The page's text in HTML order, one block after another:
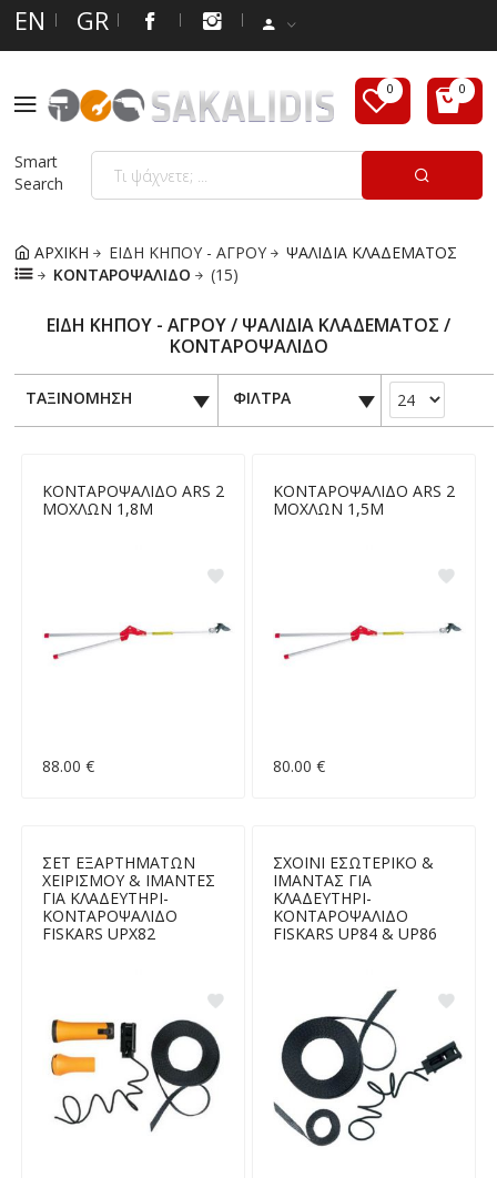
EN GR
Smart
Search
ΑΡΧΙΚΗ ΕΙΔΗ ΚΗΠΟΥ - ΑΓΡΟΥ
ΨΑΛΙΔΙΑ ΚΛΑΔΕΜΑΤΟΣ
ΚΟΝΤΑΡΟΨΑΛΙΔΟ
(15)
ΕΙΔΗ ΚΗΠΟΥ - ΑΓΡΟΥ / ΨΑΛΙΔΙΑ ΚΛΑΔΕΜΑΤΟΣ /
ΚΟΝΤΑΡΟΨΑΛΙΔΟ
ΤΑΞΙΝΟΜΗΣΗ ΦΙΛΤΡΑ
ΚΟΝΤΑΡΟΨΑΛΙΔΟ ARS 2
ΜΟΧΛΩΝ 1,8Μ
88.00 €
ΚΟΝΤΑΡΟΨΑΛΙΔΟ ARS 2
ΜΟΧΛΩΝ 1,5Μ
80.00 €
ΣΕΤ ΕΞΑΡΤΗΜΑΤΩΝ
ΧΕΙΡΙΣΜΟΥ & ΙΜΑΝΤΕΣ
ΓΙΑ ΚΛΑΔΕΥΤΗΡΙ-
ΚΟΝΤΑΡΟΨΑΛΙΔΟ
FISKARS UPX82
ΣΧΟΙΝΙ ΕΣΩΤΕΡΙΚΟ &
ΙΜΑΝΤΑΣ ΓΙΑ
ΚΛΑΔΕΥΤΗΡΙ-
ΚΟΝΤΑΡΟΨΑΛΙΔΟ
FISKARS UP84 & UP86